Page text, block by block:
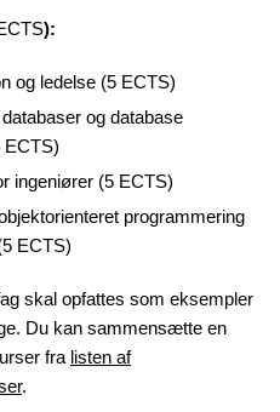
):
og ledelse (5 ECTS)
og database
ECTS)
ingeniører (5 ECTS)
programmering
ECTS)
skal opfattes som eksempler
Du kan sammensætte en
fra listen af
.